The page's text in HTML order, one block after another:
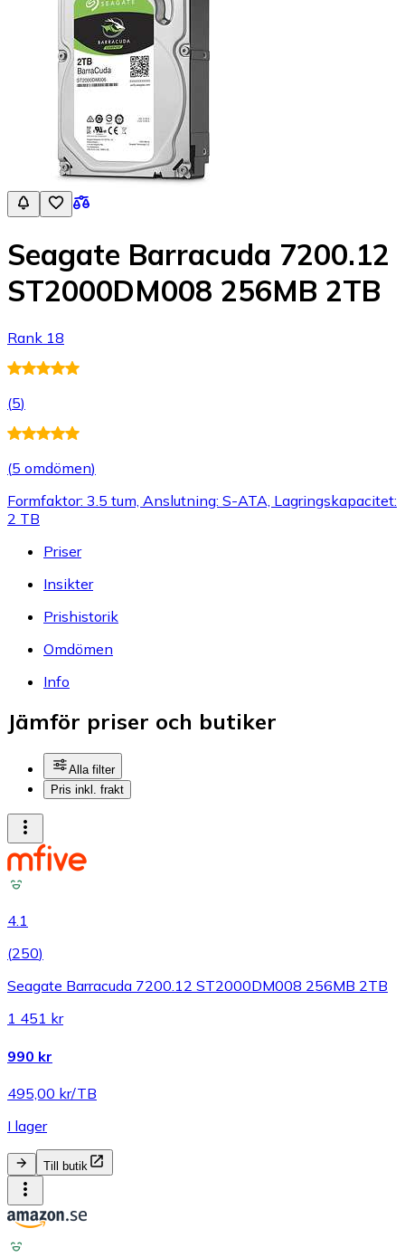
Seagate Barracuda 7200.12
ST2000DM008 256MB 2TB
Rank 18
(5)
(5 omdömen)
Formfaktor: 3.5 tum, Anslutning: S-ATA, Lagringskapacitet:
2 TB
Priser
Insikter
Prishistorik
Omdömen
Info
Jämför priser och butiker
Alla filter
Pris inkl. frakt
4.1
(250)
Seagate Barracuda 7200.12 ST2000DM008 256MB 2TB
1 451 kr
990 kr
495,00 kr/TB
I lager
Till butik